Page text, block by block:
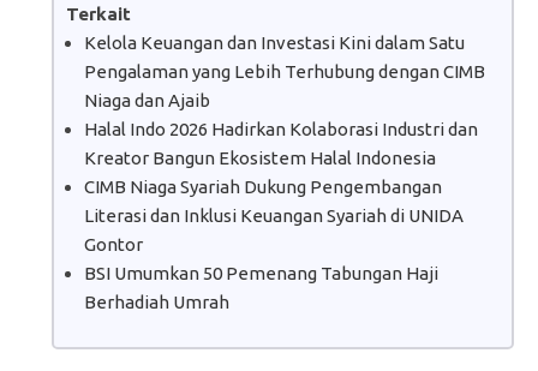
Terkait
Kelola Keuangan dan Investasi Kini dalam Satu
Pengalaman yang Lebih Terhubung dengan CIMB
Niaga dan Ajaib
Halal Indo 2026 Hadirkan Kolaborasi Industri dan
Kreator Bangun Ekosistem Halal Indonesia
CIMB Niaga Syariah Dukung Pengembangan
Literasi dan Inklusi Keuangan Syariah di UNIDA
Gontor
BSI Umumkan 50 Pemenang Tabungan Haji
Berhadiah Umrah